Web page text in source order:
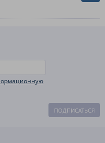
ПОДПИСАТЬСЯ